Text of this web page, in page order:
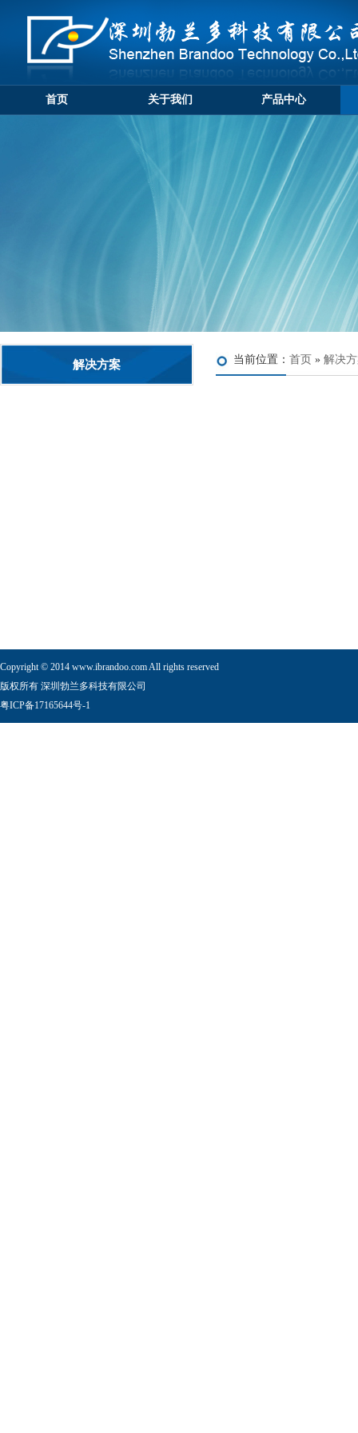
首页 关于我们 产品中心
当前位置： 首页 » 解决
解决方案
Copyright © 2014 www.ibrandoo.com All rights reserved
版权所有 深圳勃兰多科技有限公司
粤ICP备17165644号-1